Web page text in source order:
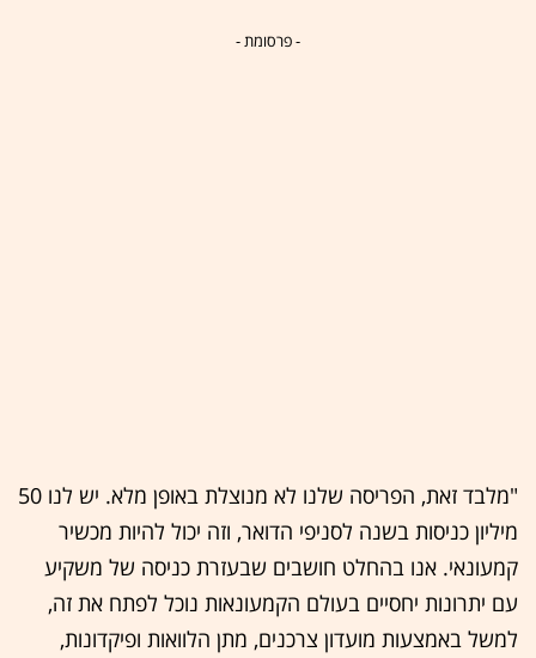
- פרסומת -
"מלבד זאת, הפריסה שלנו לא מנוצלת באופן מלא. יש לנו 50
מיליון כניסות בשנה לסניפי הדואר, וזה יכול להיות מכשיר
קמעונאי. אנו בהחלט חושבים שבעזרת כניסה של משקיע
עם יתרונות יחסיים בעולם הקמעונאות נוכל לפתח את זה,
למשל באמצעות מועדון צרכנים, מתן הלוואות ופיקדונות,